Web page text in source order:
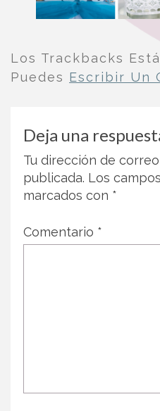
Los Trackbacks
Puedes Escribir Un
Deja una
Tu dirección de
publicada. Los
marcados con *
Comentario *